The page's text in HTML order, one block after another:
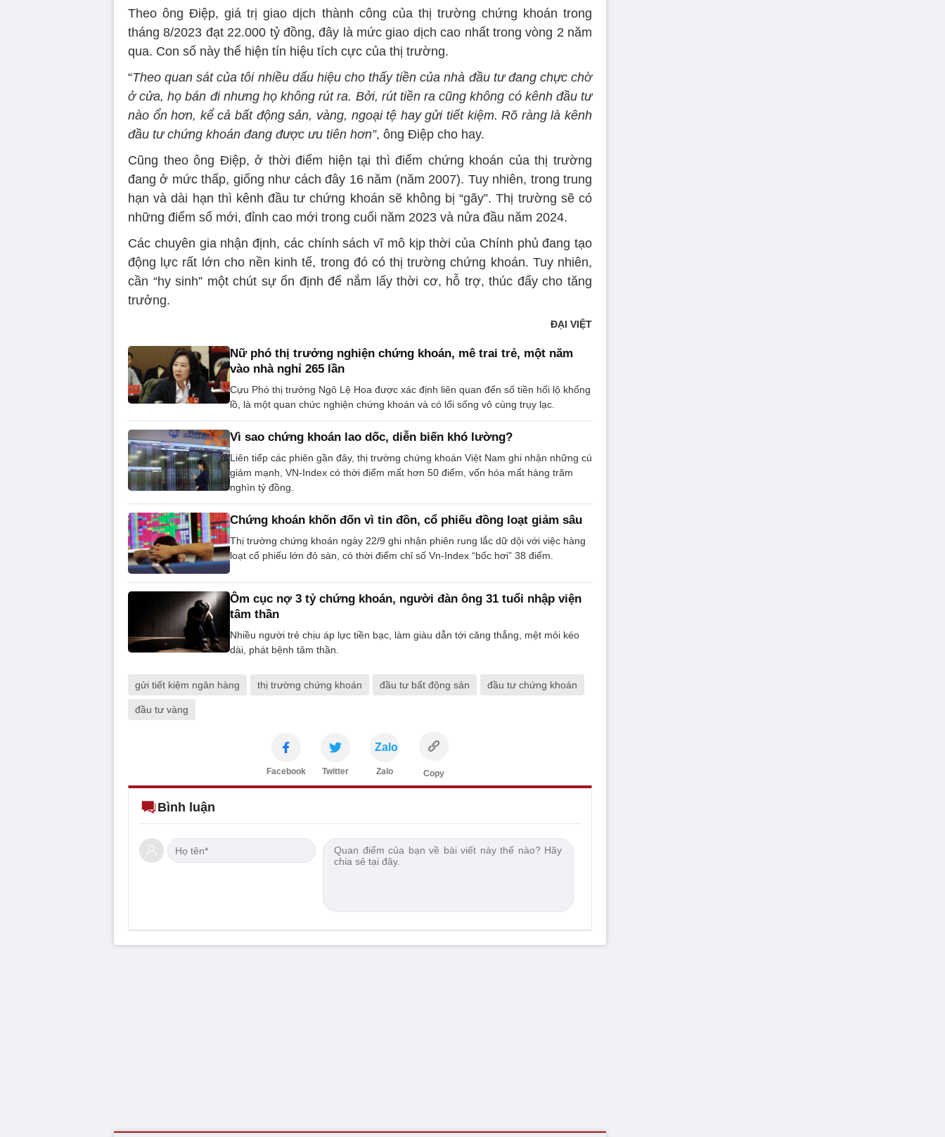
Theo ông Điệp, giá trị giao dịch thành công của thị trường chứng khoán trong
tháng 8/2023 đạt 22.000 tỷ đồng, đây là mức giao dịch cao nhất trong vòng 2 năm
qua. Con số này thể hiện tín hiệu tích cực của thị trường.
“Theo quan sát của tôi nhiều dấu hiệu cho thấy tiền của nhà đầu tư đang chực chờ
ở cửa, họ bán đi nhưng họ không rút ra. Bởi, rút tiền ra cũng không có kênh đầu tư
nào ổn hơn, kể cả bất động sản, vàng, ngoại tệ hay gửi tiết kiệm. Rõ ràng là kênh
đầu tư chứng khoán đang được ưu tiên hơn”, ông Điệp cho hay.
Cũng theo ông Điệp, ở thời điểm hiện tại thì điểm chứng khoán của thị trường
đang ở mức thấp, giống như cách đây 16 năm (năm 2007). Tuy nhiên, trong trung
hạn và dài hạn thì kênh đầu tư chứng khoán sẽ không bị “gãy”. Thị trường sẽ có
những điểm số mới, đỉnh cao mới trong cuối năm 2023 và nửa đầu năm 2024.
Các chuyên gia nhận định, các chính sách vĩ mô kịp thời của Chính phủ đang tạo
động lực rất lớn cho nền kinh tế, trong đó có thị trường chứng khoán. Tuy nhiên,
cần “hy sinh” một chút sự ổn định để nắm lấy thời cơ, hỗ trợ, thúc đẩy cho tăng
trưởng.
ĐẠI VIỆT
Nữ phó thị trưởng nghiện chứng khoán, mê trai trẻ, một năm
vào nhà nghỉ 265 lần
Cựu Phó thị trưởng Ngô Lệ Hoa được xác định liên quan đến số tiền hối lộ khổng
lồ, là một quan chức nghiện chứng khoán và có lối sống vô cùng trụy lạc.
Vì sao chứng khoán lao dốc, diễn biến khó lường?
Liên tiếp các phiên gần đây, thị trường chứng khoán Việt Nam ghi nhận những cú
giảm mạnh, VN-Index có thời điểm mất hơn 50 điểm, vốn hóa mất hàng trăm
nghìn tỷ đồng.
Chứng khoán khốn đốn vì tin đồn, cổ phiếu đồng loạt giảm sâu
Thị trường chứng khoán ngày 22/9 ghi nhận phiên rung lắc dữ dội với việc hàng
loạt cổ phiếu lớn đỏ sàn, có thời điểm chỉ số Vn-Index “bốc hơi” 38 điểm.
Ôm cục nợ 3 tỷ chứng khoán, người đàn ông 31 tuổi nhập viện
tâm thần
Nhiều người trẻ chịu áp lực tiền bạc, làm giàu dẫn tới căng thẳng, mệt mỏi kéo
dài, phát bệnh tâm thần.
gửi tiết kiệm ngân hàng thị trường chứng khoán đầu tư bất động sản đầu tư chứng khoán
đầu tư vàng
Facebook Twitter
Zalo
Zalo Copy
Bình luận